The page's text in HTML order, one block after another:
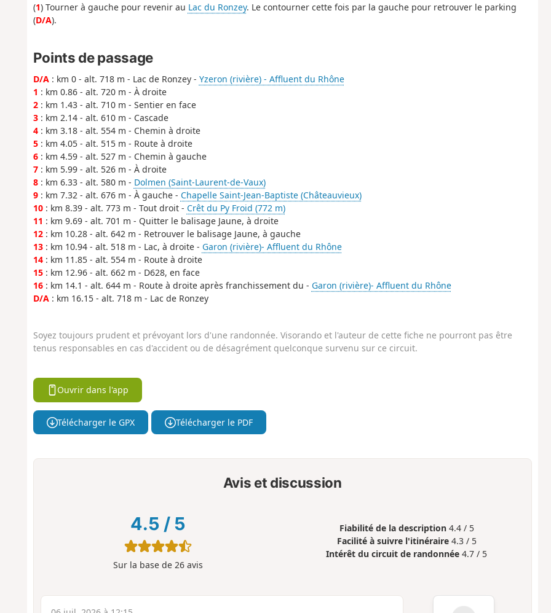
(1) Tourner à gauche pour revenir au Lac du Ronzey. Le contourner cette fois par la gauche pour retrouver le parking
(D/A).
Points de passage
D/A: km 0 - alt. 718 m - Lac de Ronzey - Yzeron (rivière) - Affluent du Rhône
1 : km 0.86 - alt. 720 m - À droite
2: km 1.43 - alt. 710 m - Sentier en face
3: km 2.14 - alt. 610 m - Cascade
4: km 3.18 - alt. 554 m - Chemin à droite
5: km 4.05 - alt. 515 m - Route à droite
6: km 4.59 - alt. 527 m - Chemin à gauche
7: km 5.99 - alt. 526 m - À droite
8: km 6.33 - alt. 580 m - Dolmen (Saint-Laurent-de-Vaux)
9: km 7.32 - alt. 676 m - À gauche - Chapelle Saint-Jean-Baptiste (Châteauvieux)
10: km 8.39 - alt. 773 m - Tout droit - Crêt du Py Froid (772 m)
11 : km 9.69 - alt. 701 m - Quitter le balisage Jaune, à droite
12: km 10.28 - alt. 642 m - Retrouver le balisage Jaune, à gauche
13: km 10.94 - alt. 518 m - Lac, à droite - Garon (rivière)- Affluent du Rhône
14: km 11.85 - alt. 554 m - Route à droite
15: km 12.96 - alt. 662 m - D628, en face
16: km 14.1 - alt. 644 m - Route à droite après franchissement du - Garon (rivière)- Affluent du Rhône
D/A: km 16.15 - alt. 718 m - Lac de Ronzey
Soyez toujours prudent et prévoyant lors d'une randonnée. Visorando et l'auteur de cette fiche ne pourront pas être
tenus responsables en cas d'accident ou de désagrément quelconque survenu sur ce circuit.
Ouvrir dans l'app
Télécharger le GPX Télécharger le PDF
Avis et discussion
4.5 / 5
Sur la base de 26avis
Fiabilité de la description 4.4 / 5
Facilité à suivre l'itinéraire 4.3 / 5
Intérêt du circuit de randonnée 4.7 / 5